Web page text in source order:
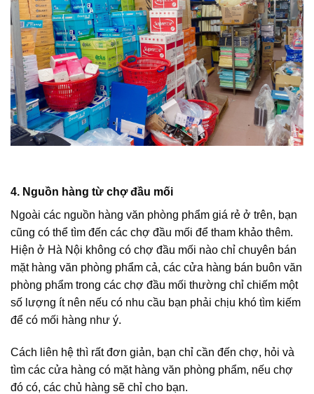
4. Nguồn hàng từ chợ đầu mối
Ngoài các nguồn hàng văn phòng phẩm giá rẻ ở trên, bạn
cũng có thể tìm đến các chợ đầu mối để tham khảo thêm.
Hiện ở Hà Nội không có chợ đầu mối nào chỉ chuyên bán
mặt hàng văn phòng phẩm cả, các cửa hàng bán buôn văn
phòng phẩm trong các chợ đầu mối thường chỉ chiếm một
số lượng ít nên nếu có nhu cầu bạn phải chịu khó tìm kiếm
để có mối hàng như ý.
Cách liên hệ thì rất đơn giản, bạn chỉ cần đến chợ, hỏi và
tìm các cửa hàng có mặt hàng văn phòng phẩm, nếu chợ
đó có, các chủ hàng sẽ chỉ cho bạn.